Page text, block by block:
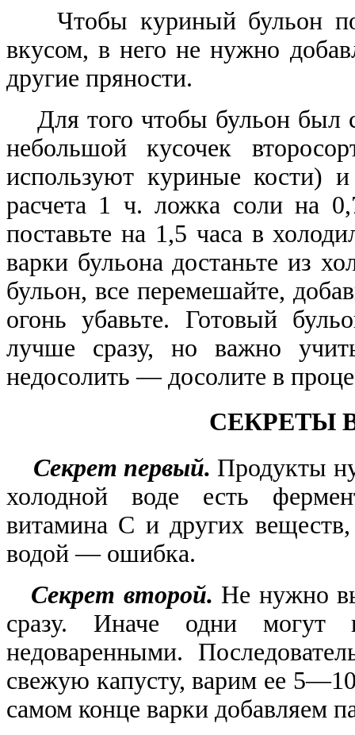
Чтобы куриный бульон
вкусом, в него не нужно
другие пряности.
Для того чтобы бульон был
небольшой кусочек
используют куриные кости)
расчета 1 ч. ложка соли на
поставьте на 1,5 часа в
варки бульона достаньте из
бульон, все перемешайте,
огонь убавьте. Готовый
лучше сразу, но важно
недосолить — досолите в
СЕКРЕТЫ
Секрет первый. Продукты
холодной воде есть
витамина С и других
водой — ошибка.
Секрет второй. Не нужно
сразу. Иначе одни могут
недоваренными.
свежую капусту, варим ее
самом конце варки добавляем